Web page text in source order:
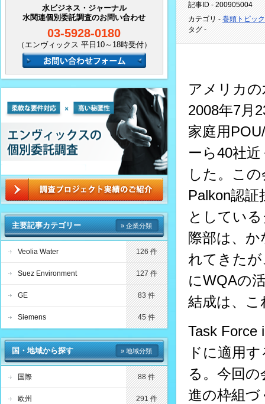
記事ID - 200905004
カテゴリ - 巻頭トピック
タグ -
アメリカの
2008年7月
家庭用
ーら40社
した。こ
Palkon認
としてい
際部は、
れてきたが
にWQAの
結成は、
Task Force
ドに適用
る。今回
進の枠組
水ビジネス・ジャーナル
水関連個別委託調査のお問い合わせ
03-5928-0180
（エンヴィックス 平日10～18時受付）
主要記事カテゴリー » 企業分類
Veolia Water 126 件
Suez Environment 127 件
GE 83 件
Siemens 45 件
国・地域から探す » 地域分類
国際 88 件
欧州 291 件